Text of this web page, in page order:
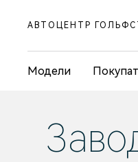
АВТОЦЕНТР
Модели